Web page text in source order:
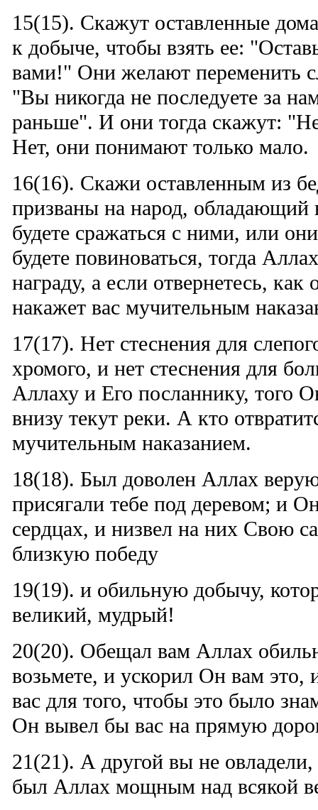
15(15). Скажут оставленные
к добыче, чтобы взять ее:
вами!" Они желают переменить
"Вы никогда не последуете за
раньше". И они тогда скажут:
Нет, они понимают только мало.
16(16). Скажи оставленным из
призваны на народ,
будете сражаться с ними, или
будете повиноваться, тогда
награду, а если отвернетесь,
накажет вас мучительным
17(17). Нет стеснения для
хромого, и нет стеснения для
Аллаху и Его посланнику, того
внизу текут реки. А кто
мучительным наказанием.
18(18). Был доволен Аллах
присягали тебе под деревом; и
сердцах, и низвел на них Свою
близкую победу
19(19). и обильную добычу,
великий, мудрый!
20(20). Обещал вам Аллах
возьмете, и ускорил Он вам это,
вас для того, чтобы это было
Он вывел бы вас на прямую
21(21). А другой вы не
был Аллах мощным над всякой